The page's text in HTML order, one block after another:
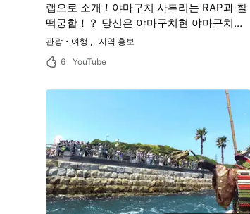
랩으로 소개！야마구치 사투리는 RAP과 찰
떡궁합！？ 당신은 야마구치현 야마구치시
남부 지역의 어느 인기 스폿으로 놀러 갈 거
야？？
관광・여행
지역 홍보
6
YouTube